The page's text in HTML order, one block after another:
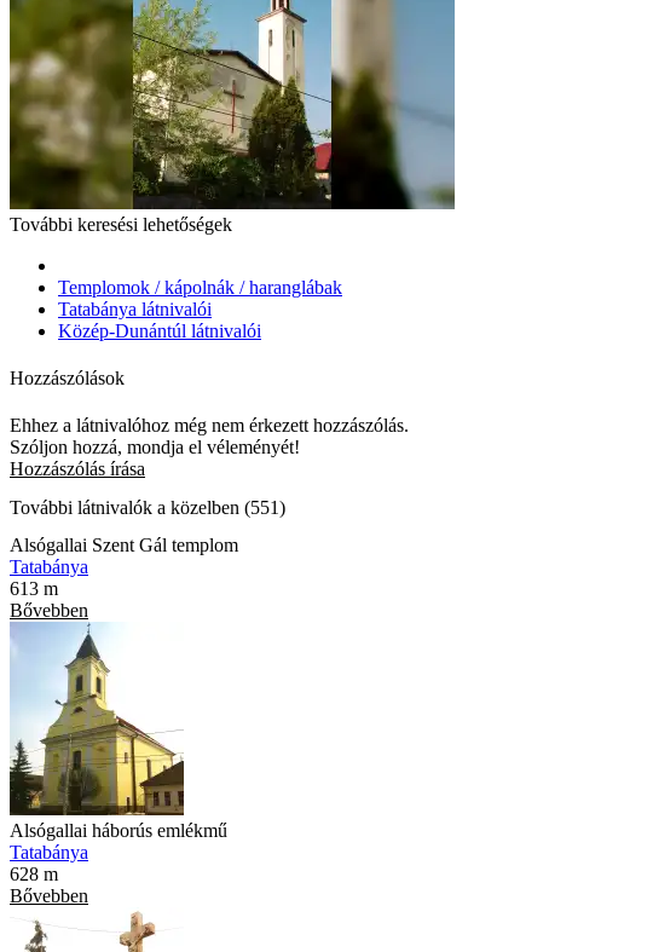
További keresési lehetőségek
Templomok / kápolnák / haranglábak
Tatabánya látnivalói
Közép-Dunántúl látnivalói
Hozzászólások
Ehhez a látnivalóhoz még nem érkezett hozzászólás.
Szóljon hozzá, mondja el véleményét!
Hozzászólás írása
További látnivalók a közelben (551)
Alsógallai Szent Gál templom
Tatabánya
613 m
Bővebben
Alsógallai háborús emlékmű
Tatabánya
628 m
Bővebben